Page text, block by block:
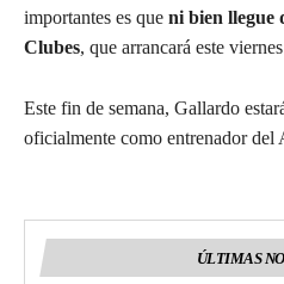
importantes es que ni bien llegue
Clubes, que arrancará este
Este fin de semana, Gallardo
oficialmente como entrenador del
ÚLTIMAS